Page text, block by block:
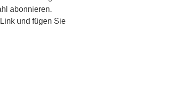
abonnieren.
und fügen Sie